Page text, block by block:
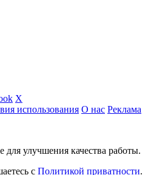
X
использования О нас Реклама
улучшения качества работы.
с Политикой приватности.